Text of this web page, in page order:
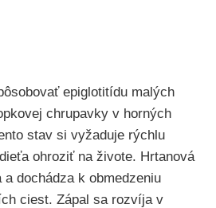
epiglotitídu malých
chrupavky v horných
stav si vyžaduje rýchlu
ohroziť na živote. Hrtanová
dochádza k obmedzeniu
ciest. Zápal sa rozvíja v